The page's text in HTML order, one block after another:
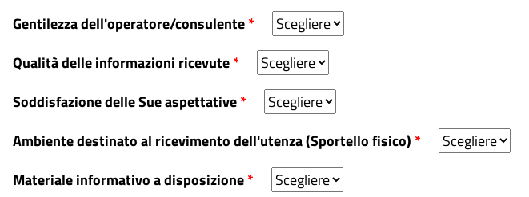
Gentilezza dell'operatore/consulente*
Qualità delle informazioni ricevute*
Soddisfazione delle Sue aspettative*
Ambiente destinato al ricevimento dell'utenza (Sportello fisico) *
Materiale informativo a disposizione*